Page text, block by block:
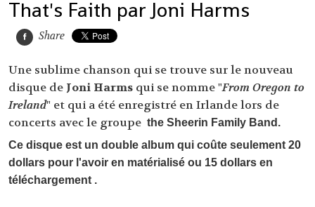
That's Faith par Joni Harms
Share
Une sublime chanson qui se trouve sur le nouveau
disque de Joni Harms qui se nomme "From Oregon to
Ireland" et qui a été enregistré en Irlande lors de
concerts avec le groupe the Sheerin Family Band.
Ce disque est un double album qui coûte seulement 20
dollars pour l'avoir en matérialisé ou 15 dollars en
téléchargement .